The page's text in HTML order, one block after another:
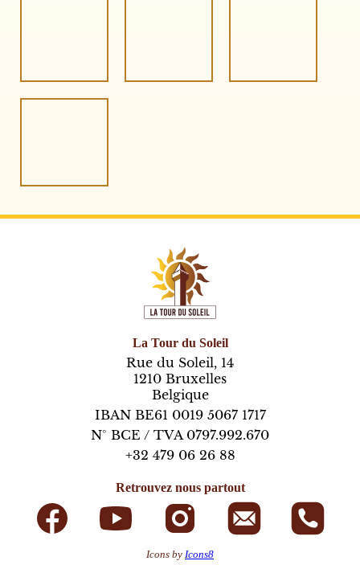
La Tour du Soleil
Rue du Soleil, 14
1210 Bruxelles
Belgique
IBAN BE61 0019 5067 1717
N° BCE / TVA 0797.992.670
+32 479 06 26 88
Retrouvez nous partout
Facebook Youtube Instagram E-mail
Icons by Icons8